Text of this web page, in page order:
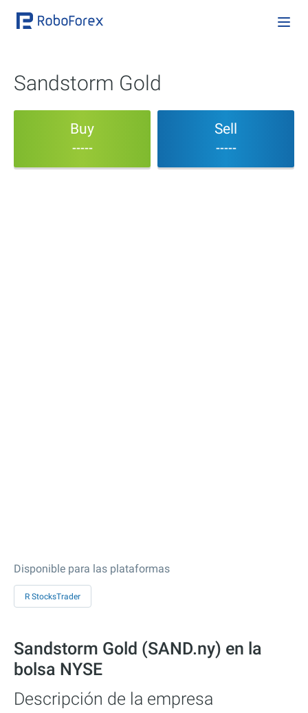
Sandstorm Gold
Buy
-----
Sell
-----
Disponible para las plataformas
R StocksTrader
Sandstorm Gold (SAND.ny) en la
bolsa NYSE
Descripción de la empresa